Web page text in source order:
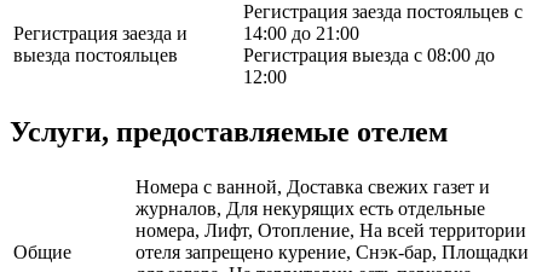
Регистрация заезда и
выезда постояльцев
Регистрация заезда постояльцев с
14:00 до 21:00
Регистрация выезда с 08:00 до
12:00
Услуги, предоставляемые отелем
Общие
Номера с ванной, Доставка свежих газет и
журналов, Для некурящих есть отдельные
номера, Лифт, Отопление, На всей территории
отеля запрещено курение, Снэк-бар, Площадки